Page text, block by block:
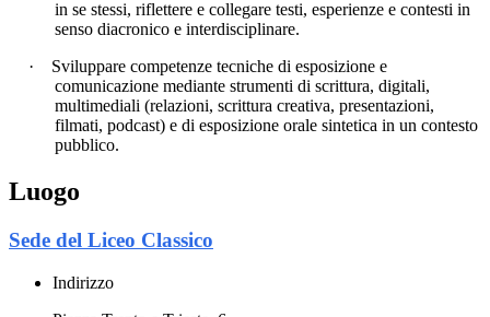
in se stessi, riflettere e collegare testi, esperienze e contesti in
senso diacronico e interdisciplinare.
·
Sviluppare competenze tecniche di esposizione e
comunicazione mediante strumenti di scrittura, digitali,
multimediali (relazioni, scrittura creativa, presentazioni,
filmati, podcast) e di esposizione orale sintetica in un contesto
pubblico.
Luogo
Sede del Liceo Classico
Indirizzo